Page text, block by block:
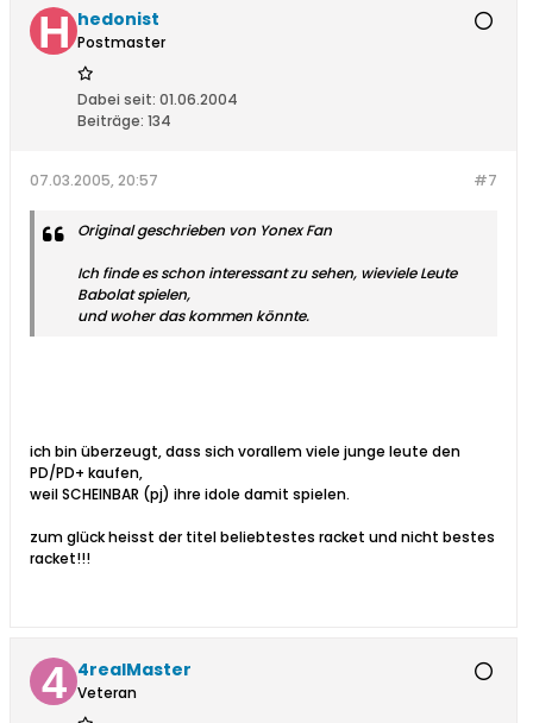
hedonist
Postmaster
Dabei seit: 01.06.2004
Beiträge: 134
#7
07.03.2005, 20:57
Original geschrieben von Yonex Fan
Ich finde es schon interessant zu sehen, wieviele Leute
Babolat spielen,
und woher das kommen könnte.
ich bin überzeugt, dass sich vorallem viele junge leute den
PD/PD+ kaufen,
weil SCHEINBAR (pj) ihre idole damit spielen.
zum glück heisst der titel beliebtestes racket und nicht bestes
racket!!!
4realMaster
Veteran